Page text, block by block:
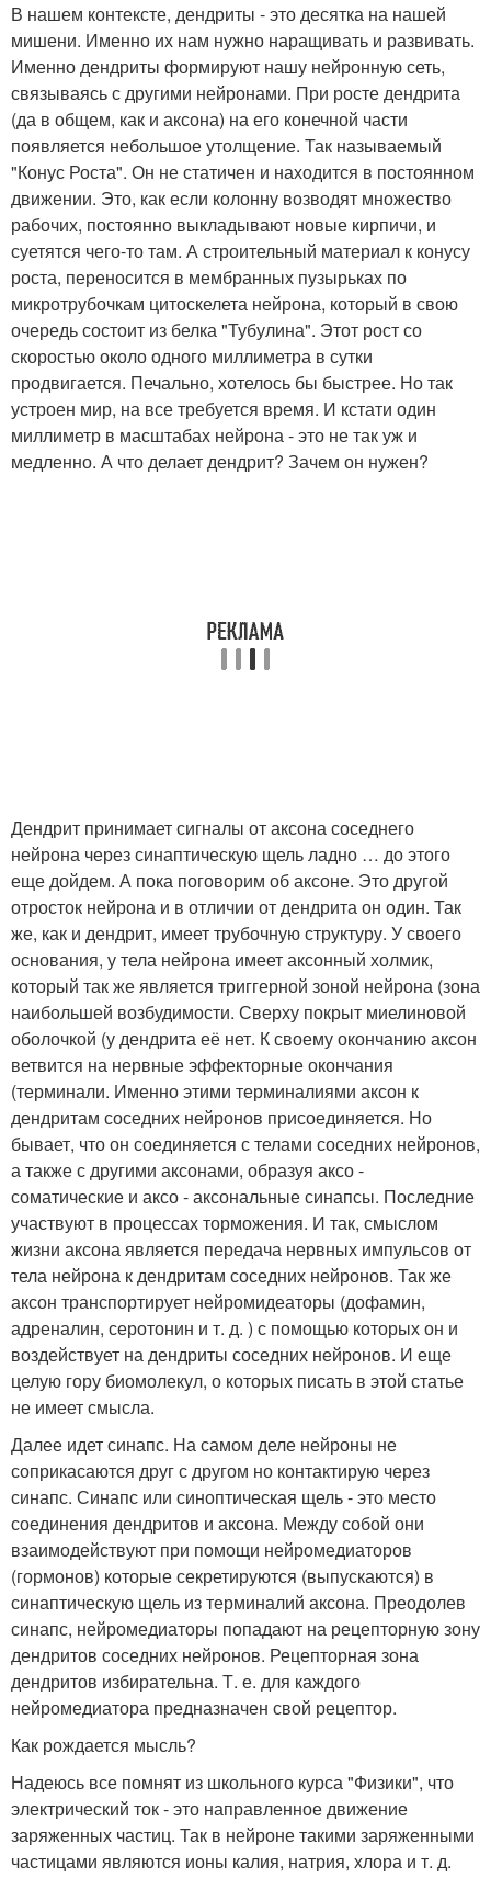
В нашем контексте, дендриты - это десятка на нашей
мишени. Именно их нам нужно наращивать и развивать.
Именно дендриты формируют нашу нейронную сеть,
связываясь с другими нейронами. При росте дендрита
(да в общем, как и аксона) на его конечной части
появляется небольшое утолщение. Так называемый
"Конус Роста". Он не статичен и находится в постоянном
движении. Это, как если колонну возводят множество
рабочих, постоянно выкладывают новые кирпичи, и
суетятся чего-то там. А строительный материал к конусу
роста, переносится в мембранных пузырьках по
микротрубочкам цитоскелета нейрона, который в свою
очередь состоит из белка "Тубулина". Этот рост со
скоростью около одного миллиметра в сутки
продвигается. Печально, хотелось бы быстрее. Но так
устроен мир, на все требуется время. И кстати один
миллиметр в масштабах нейрона - это не так уж и
медленно. А что делает дендрит? Зачем он нужен?
Дендрит принимает сигналы от аксона соседнего
нейрона через синаптическую щель ладно … до этого
еще дойдем. А пока поговорим об аксоне. Это другой
отросток нейрона и в отличии от дендрита он один. Так
же, как и дендрит, имеет трубочную структуру. У своего
основания, у тела нейрона имеет аксонный холмик,
который так же является триггерной зоной нейрона (зона
наибольшей возбудимости. Сверху покрыт миелиновой
оболочкой (у дендрита её нет. К своему окончанию аксон
ветвится на нервные эффекторные окончания
(терминали. Именно этими терминалиями аксон к
дендритам соседних нейронов присоединяется. Но
бывает, что он соединяется с телами соседних нейронов,
а также с другими аксонами, образуя аксо -
соматические и аксо - аксональные синапсы. Последние
участвуют в процессах торможения. И так, смыслом
жизни аксона является передача нервных импульсов от
тела нейрона к дендритам соседних нейронов. Так же
аксон транспортирует нейромидеаторы (дофамин,
адреналин, серотонин и т. д. ) с помощью которых он и
воздействует на дендриты соседних нейронов. И еще
целую гору биомолекул, о которых писать в этой статье
не имеет смысла.
Далее идет синапс. На самом деле нейроны не
соприкасаются друг с другом но контактирую через
синапс. Синапс или синоптическая щель - это место
соединения дендритов и аксона. Между собой они
взаимодействуют при помощи нейромедиаторов
(гормонов) которые секретируются (выпускаются) в
синаптическую щель из терминалий аксона. Преодолев
синапс, нейромедиаторы попадают на рецепторную зону
дендритов соседних нейронов. Рецепторная зона
дендритов избирательна. Т. е. для каждого
нейромедиатора предназначен свой рецептор.
Как рождается мысль?
Надеюсь все помнят из школьного курса "Физики", что
электрический ток - это направленное движение
заряженных частиц. Так в нейроне такими заряженными
частицами являются ионы калия, натрия, хлора и т. д.